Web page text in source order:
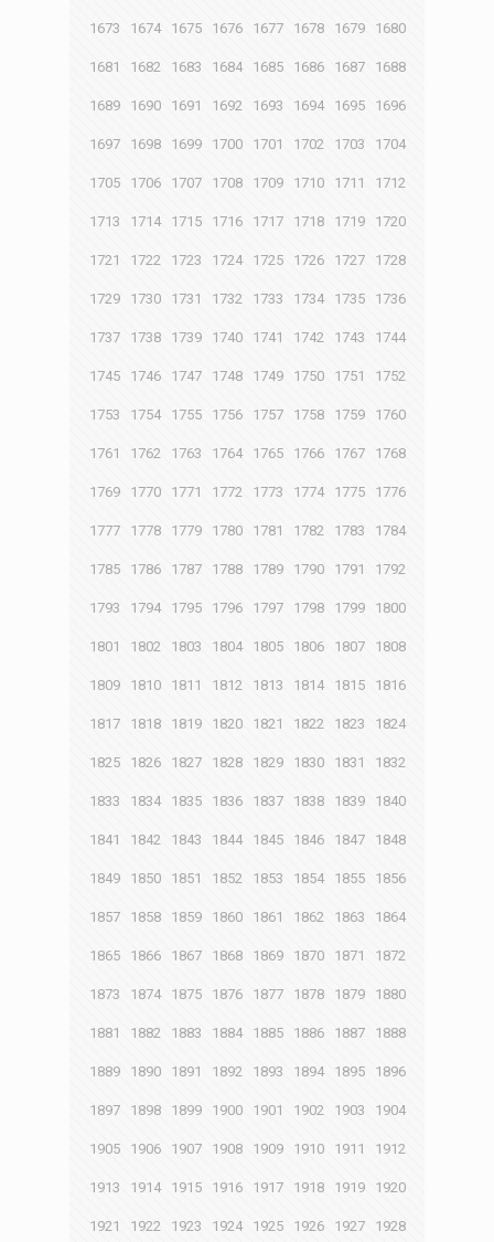
1673 1674 1675 1676 1677 1678 1679 1680
1681 1682 1683 1684 1685 1686 1687 1688
1689 1690 1691 1692 1693 1694 1695 1696
1697 1698 1699 1700 1701 1702 1703 1704
1705 1706 1707 1708 1709 1710 1711 1712
1713 1714 1715 1716 1717 1718 1719 1720
1721 1722 1723 1724 1725 1726 1727 1728
1729 1730 1731 1732 1733 1734 1735 1736
1737 1738 1739 1740 1741 1742 1743 1744
1745 1746 1747 1748 1749 1750 1751 1752
1753 1754 1755 1756 1757 1758 1759 1760
1761 1762 1763 1764 1765 1766 1767 1768
1769 1770 1771 1772 1773 1774 1775 1776
1777 1778 1779 1780 1781 1782 1783 1784
1785 1786 1787 1788 1789 1790 1791 1792
1793 1794 1795 1796 1797 1798 1799 1800
1801 1802 1803 1804 1805 1806 1807 1808
1809 1810 1811 1812 1813 1814 1815 1816
1817 1818 1819 1820 1821 1822 1823 1824
1825 1826 1827 1828 1829 1830 1831 1832
1833 1834 1835 1836 1837 1838 1839 1840
1841 1842 1843 1844 1845 1846 1847 1848
1849 1850 1851 1852 1853 1854 1855 1856
1857 1858 1859 1860 1861 1862 1863 1864
1865 1866 1867 1868 1869 1870 1871 1872
1873 1874 1875 1876 1877 1878 1879 1880
1881 1882 1883 1884 1885 1886 1887 1888
1889 1890 1891 1892 1893 1894 1895 1896
1897 1898 1899 1900 1901 1902 1903 1904
1905 1906 1907 1908 1909 1910 1911 1912
1913 1914 1915 1916 1917 1918 1919 1920
1921 1922 1923 1924 1925 1926 1927 1928